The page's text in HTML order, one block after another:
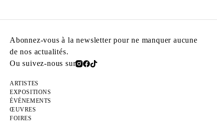
Abonnez-vous à la newsletter pour ne manquer aucune
de nos actualités.
Ou suivez-nous sur
ARTISTES
EXPOSITIONS
ÉVÉNEMENTS
ŒUVRES
FOIRES